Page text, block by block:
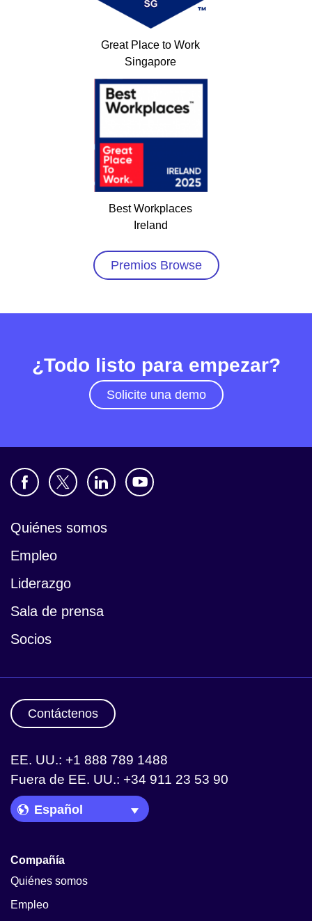
Great Place to Work
Singapore
Best Workplaces
Ireland
Premios Browse
¿Todo listo para empezar?
Solicite una demo
Quiénes somos
Empleo
Liderazgo
Sala de prensa
Socios
Contáctenos
EE. UU.: +1 888 789 1488
Fuera de EE. UU.: +34 911 23 53 90
Language Picker
Compañía
Quiénes somos
Empleo